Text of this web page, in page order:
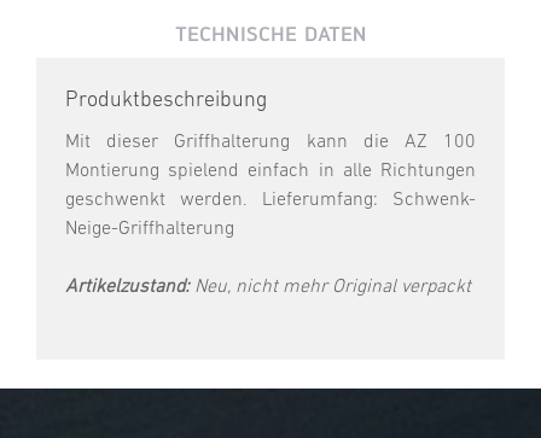
TECHNISCHE DATEN
Produktbeschreibung
Mit dieser Griffhalterung kann die AZ 100
Montierung spielend einfach in alle Richtungen
geschwenkt werden. Lieferumfang: Schwenk-
Neige-Griffhalterung
Artikelzustand:Neu, nicht mehr Original verpackt